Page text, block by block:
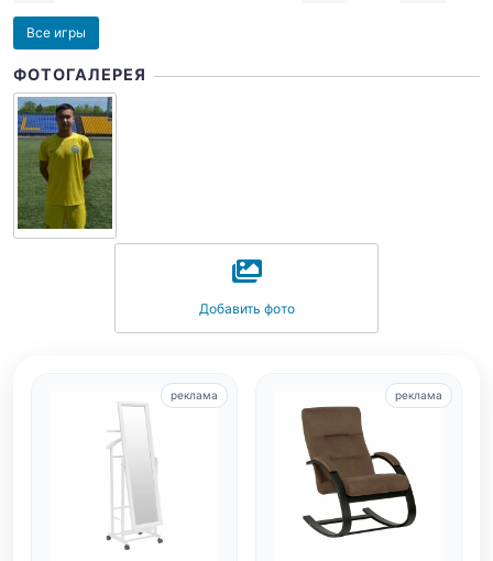
Все игры
ФОТОГАЛЕРЕЯ
Добавить фото
реклама реклама